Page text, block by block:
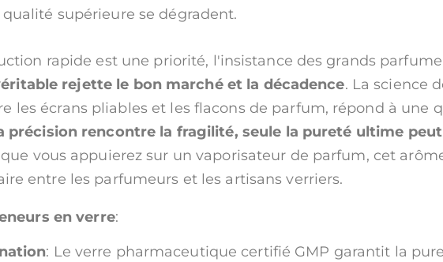
supérieure se dégradent.
rapide est une priorité, l'insistance des grands
rejette le bon marché et la décadence. La science
les écrans pliables et les flacons de parfum, répond à une
précision rencontre la fragilité, seule la pureté ultime
vous appuierez sur un vaporisateur de parfum, cet
entre les parfumeurs et les artisans verriers.
en verre:
: Le verre pharmaceutique certifié GMP garantit la